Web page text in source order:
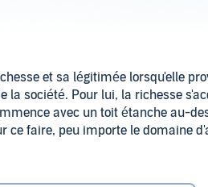
et sa légitimée lorsqu'elle
la société. Pour lui, la richesse
avec un toit étanche au-
faire, peu importe le domaine
parti de ses talents et de ses
notre sphère de compétence.